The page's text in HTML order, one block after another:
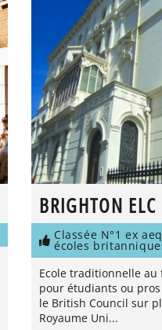
BRIGHTON
Classée N°1 ex
écoles
Ecole traditionnelle
pour étudiants ou
le British Council sur
Royaume Uni...